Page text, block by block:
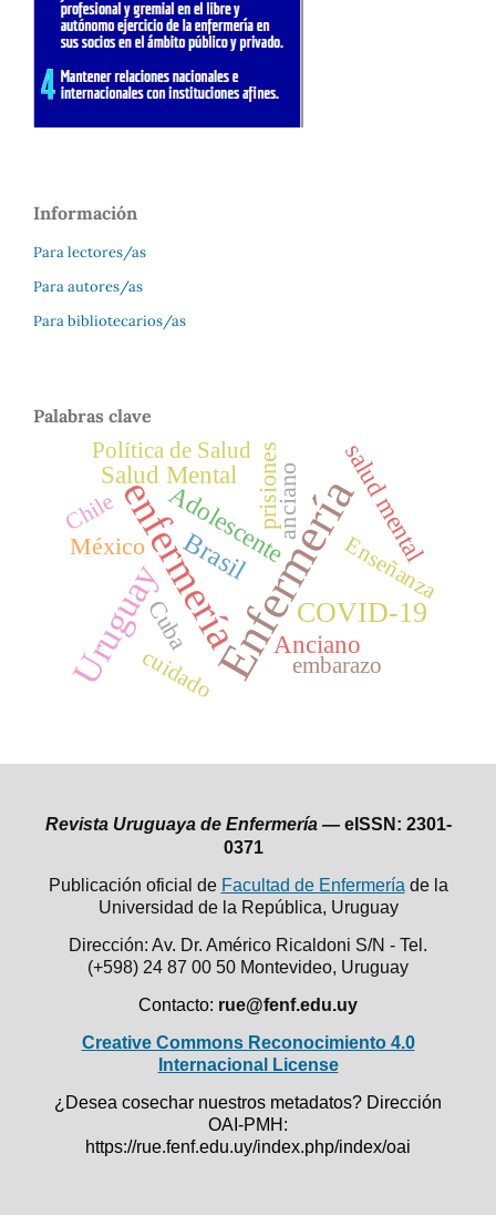
Información
Para lectores/as
Para autores/as
Para bibliotecarios/as
Palabras clave
Enfermería
enfermería
Uruguay COVID-19
Brasil
Adolescente
Anciano
Salud Mental salud mental
prisiones
México
Cuba
anciano
Enseñanza
Política de Salud
Chile
cuidado embarazo
Revista Uruguaya de Enfermería — eISSN: 2301-
0371
Publicación oficial de Facultad de Enfermería de la
Universidad de la República, Uruguay
Dirección: Av. Dr. Américo Ricaldoni S/N - Tel.
(+598) 24 87 00 50 Montevideo, Uruguay
Contacto: rue@fenf.edu.uy
Creative Commons Reconocimiento 4.0
Internacional License
¿Desea cosechar nuestros metadatos? Dirección
OAI-PMH:
https://rue.fenf.edu.uy/index.php/index/oai